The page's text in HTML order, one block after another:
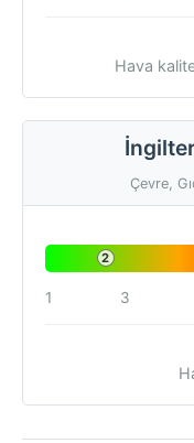
Hava
Çevre,
2
1 3